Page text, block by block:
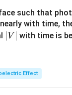
such that
with time,
V with time is
Effect